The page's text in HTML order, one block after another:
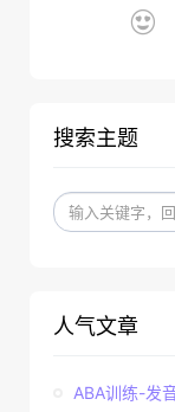
搜索主题
人气文章
ABA训练-发